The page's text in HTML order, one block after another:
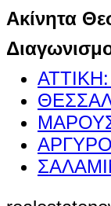
Ακίνητα
ΑΤΤΙΚΗ: